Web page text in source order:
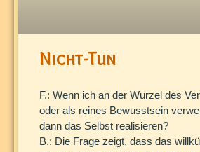
Nicht-Tun
F.: Wenn ich an der Wurzel des
oder als reines Bewusstsein
dann das Selbst realisieren?
B.: Die Frage zeigt, dass das